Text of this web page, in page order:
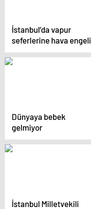
İstanbul’da vapur
seferlerine hava engeli
Dünyaya bebek
gelmiyor
İstanbul Milletvekili